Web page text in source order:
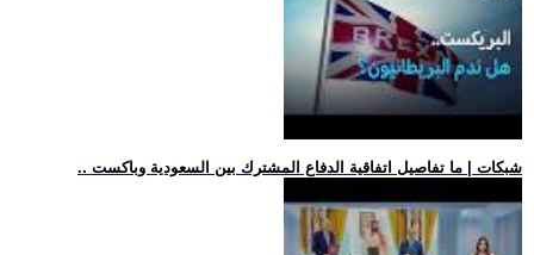
.. شبكات | ما تفاصيل اتفاقية الدفاع المشترك بين السعودية وباكست